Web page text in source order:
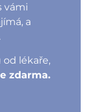
vámi
a
lékaře,
zdarma.